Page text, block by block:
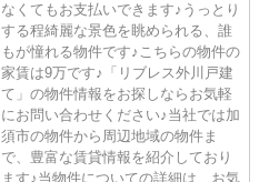
なくてもお支払いできます♪うっとり
する程綺麗な景色を眺められる、誰
もが憧れる物件です♪こちらの物件の
家賃は9万です♪「リブレス外川戸建
て」の物件情報をお探しならお気軽
にお問い合わせください♪当社では加
須市の物件から周辺地域の物件ま
で、豊富な賃貸情報を紹介しており
ます♪当物件についての詳細は、お気